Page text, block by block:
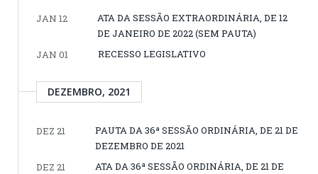
JAN 12
ATA DA SESSÃO EXTRAORDINÁRIA, DE 12
DE JANEIRO DE 2022 (SEM PAUTA)
JAN 01
RECESSO LEGISLATIVO
DEZEMBRO, 2021
DEZ 21
PAUTA DA 36ª SESSÃO ORDINÁRIA, DE 21 DE
DEZEMBRO DE 2021
DEZ 21
ATA DA 36ª SESSÃO ORDINÁRIA, DE 21 DE